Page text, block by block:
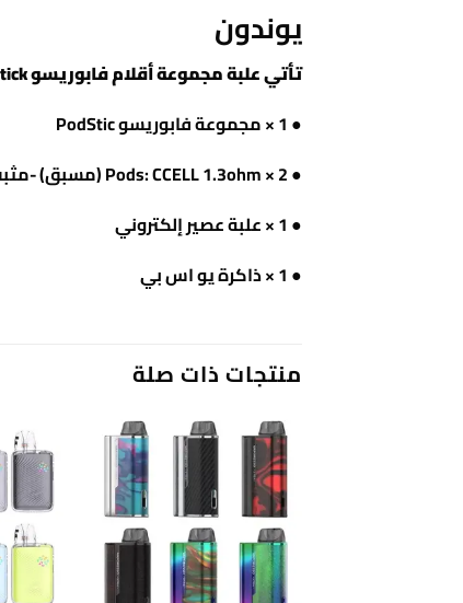
يوندون
تأتي علبة مجموعة أقلام فابوريسو PodStick مع:
● 1 × مجموعة فابوريسو PodStic
● 2 × Pods: CCELL 1.3ohm (مسبق) -مثبت)، MESHED 0.6ohm (في العلبة)
● 1 × علبة عصير إلكتروني
● 1 × ذاكرة يو اس بي
منتجات ذات صلة